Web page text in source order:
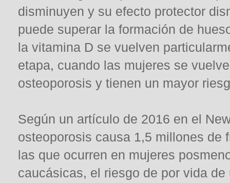
disminuyen y su efecto protector
puede superar la formación de
la vitamina D se vuelven
etapa, cuando las mujeres se
osteoporosis y tienen un mayor
Según un artículo de 2016 en el
osteoporosis causa 1,5 millones de
las que ocurren en mujeres
caucásicas, el riesgo de por vida